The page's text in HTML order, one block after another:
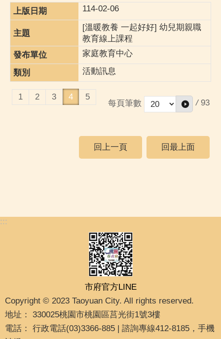
114-02-06
[溫暖教養 一起好好] 幼兒期親職
教育線上課程
家庭教育中心
活動訊息
1 2 3 4 5
每頁筆數 / 93
回上一頁 回最上面
:::
市府官方LINE
Copyright © 2023 Taoyuan City. All rights reserved.
地址： 330025桃園市桃園區莒光街1號3樓
電話： 行政電話(03)3366-885 | 諮詢專線412-8185，手機